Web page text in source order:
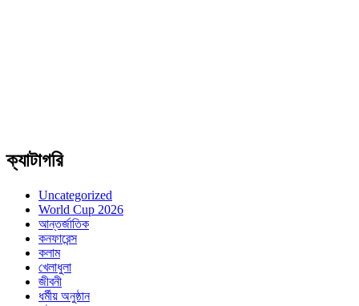
ক্যাটাগরি
Uncategorized
World Cup 2026
আন্তর্জাতিক
কনফারেন্স
কলাম
খেলাধুলা
জীবনী
ধর্মীয় অনুষ্ঠান